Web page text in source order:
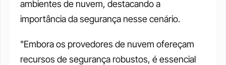
ambientes de nuvem, destacando a
importância da segurança nesse cenário.
"Embora os provedores de nuvem ofereçam
recursos de segurança robustos, é essencial